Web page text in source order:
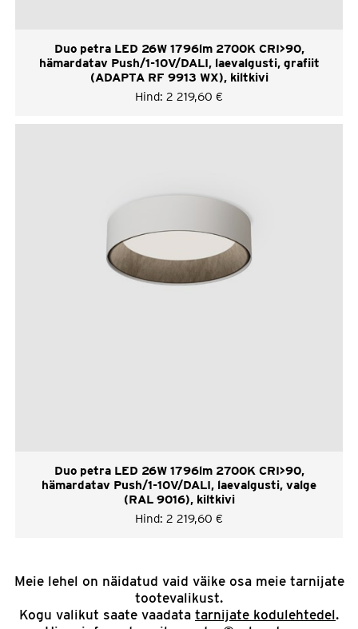
Duo petra LED 26W 1796lm 2700K CRI>90,
hämardatav Push/1-10V/DALI, laevalgusti, grafiit
(ADAPTA RF 9913 WX), kiltkivi
Hind: 2 219,60 €
Duo petra LED 26W 1796lm 2700K CRI>90,
hämardatav Push/1-10V/DALI, laevalgusti, valge
(RAL 9016), kiltkivi
Hind: 2 219,60 €
Meie lehel on näidatud vaid väike osa meie tarnijate
tootevalikust.
Kogu valikut saate vaadata tarnijate kodulehtedel.